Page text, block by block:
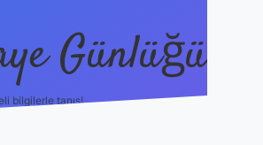
Günlüğü
bilgilerle tanış!